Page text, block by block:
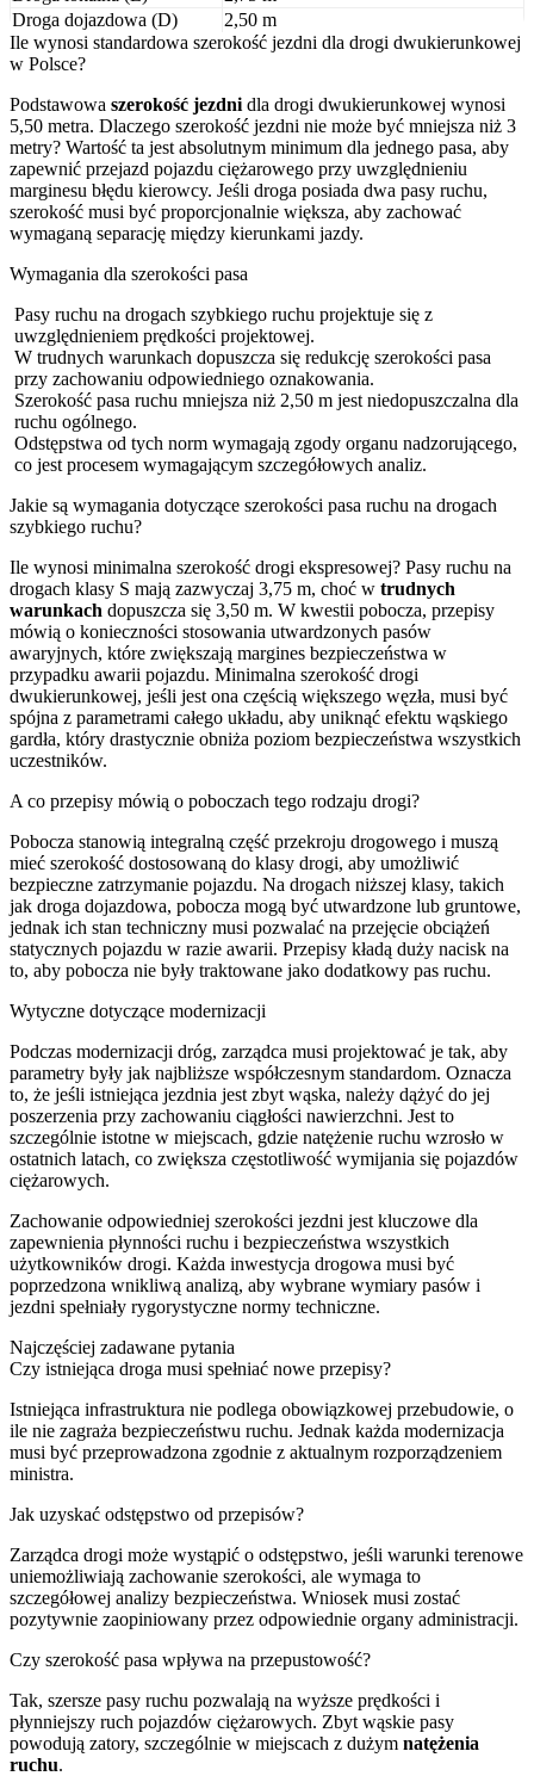
Droga dojazdowa (D)
2,50 m
Ile wynosi standardowa szerokość jezdni dla drogi dwukierunkowej
w Polsce?
Podstawowa szerokość jezdni dla drogi dwukierunkowej wynosi
5,50 metra. Dlaczego szerokość jezdni nie może być mniejsza niż 3
metry? Wartość ta jest absolutnym minimum dla jednego pasa, aby
zapewnić przejazd pojazdu ciężarowego przy uwzględnieniu
marginesu błędu kierowcy. Jeśli droga posiada dwa pasy ruchu,
szerokość musi być proporcjonalnie większa, aby zachować
wymaganą separację między kierunkami jazdy.
Wymagania dla szerokości pasa
Pasy ruchu na drogach szybkiego ruchu projektuje się z
uwzględnieniem prędkości projektowej.
W trudnych warunkach dopuszcza się redukcję szerokości pasa
przy zachowaniu odpowiedniego oznakowania.
Szerokość pasa ruchu mniejsza niż 2,50 m jest niedopuszczalna dla
ruchu ogólnego.
Odstępstwa od tych norm wymagają zgody organu nadzorującego,
co jest procesem wymagającym szczegółowych analiz.
Jakie są wymagania dotyczące szerokości pasa ruchu na drogach
szybkiego ruchu?
Ile wynosi minimalna szerokość drogi ekspresowej? Pasy ruchu na
drogach klasy S mają zazwyczaj 3,75 m, choć w trudnych
warunkach dopuszcza się 3,50 m. W kwestii pobocza, przepisy
mówią o konieczności stosowania utwardzonych pasów
awaryjnych, które zwiększają margines bezpieczeństwa w
przypadku awarii pojazdu. Minimalna szerokość drogi
dwukierunkowej, jeśli jest ona częścią większego węzła, musi być
spójna z parametrami całego układu, aby uniknąć efektu wąskiego
gardła, który drastycznie obniża poziom bezpieczeństwa wszystkich
uczestników.
A co przepisy mówią o poboczach tego rodzaju drogi?
Pobocza stanowią integralną część przekroju drogowego i muszą
mieć szerokość dostosowaną do klasy drogi, aby umożliwić
bezpieczne zatrzymanie pojazdu. Na drogach niższej klasy, takich
jak droga dojazdowa, pobocza mogą być utwardzone lub gruntowe,
jednak ich stan techniczny musi pozwalać na przejęcie obciążeń
statycznych pojazdu w razie awarii. Przepisy kładą duży nacisk na
to, aby pobocza nie były traktowane jako dodatkowy pas ruchu.
Wytyczne dotyczące modernizacji
Podczas modernizacji dróg, zarządca musi projektować je tak, aby
parametry były jak najbliższe współczesnym standardom. Oznacza
to, że jeśli istniejąca jezdnia jest zbyt wąska, należy dążyć do jej
poszerzenia przy zachowaniu ciągłości nawierzchni. Jest to
szczególnie istotne w miejscach, gdzie natężenie ruchu wzrosło w
ostatnich latach, co zwiększa częstotliwość wymijania się pojazdów
ciężarowych.
Zachowanie odpowiedniej szerokości jezdni jest kluczowe dla
zapewnienia płynności ruchu i bezpieczeństwa wszystkich
użytkowników drogi. Każda inwestycja drogowa musi być
poprzedzona wnikliwą analizą, aby wybrane wymiary pasów i
jezdni spełniały rygorystyczne normy techniczne.
Najczęściej zadawane pytania
Czy istniejąca droga musi spełniać nowe przepisy?
Istniejąca infrastruktura nie podlega obowiązkowej przebudowie, o
ile nie zagraża bezpieczeństwu ruchu. Jednak każda modernizacja
musi być przeprowadzona zgodnie z aktualnym rozporządzeniem
ministra.
Jak uzyskać odstępstwo od przepisów?
Zarządca drogi może wystąpić o odstępstwo, jeśli warunki terenowe
uniemożliwiają zachowanie szerokości, ale wymaga to
szczegółowej analizy bezpieczeństwa. Wniosek musi zostać
pozytywnie zaopiniowany przez odpowiednie organy administracji.
Czy szerokość pasa wpływa na przepustowość?
Tak, szersze pasy ruchu pozwalają na wyższe prędkości i
płynniejszy ruch pojazdów ciężarowych. Zbyt wąskie pasy
powodują zatory, szczególnie w miejscach z dużym natężenia
ruchu.